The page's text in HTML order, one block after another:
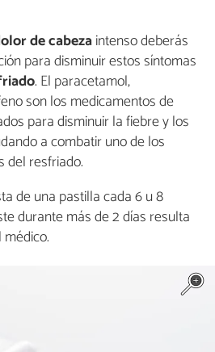
de cabezaintenso deberás
para disminuir estos síntomas
. El paracetamol,
son los medicamentos de
para disminuir la fiebre y los
a combatir uno de los
del resfriado.
de una pastilla cada 6 u 8
durante más de 2 días resulta